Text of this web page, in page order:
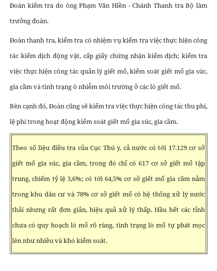
Đoàn kiểm tra do ông Phạm Văn Hiền - Chánh Thanh tra Bộ làm
trưởng đoàn.
Đoàn thanh tra, kiểm tra có nhiệm vụ kiểm tra việc thực hiện công
tác kiểm dịch động vật, cấp giấy chứng nhận kiểm dịch; kiểm tra
việc thực hiện công tác quản lý giết mổ, kiểm soát giết mổ gia súc,
gia cầm và tình trạng ô nhiễm môi trường ở các lò giết mổ.
Bên cạnh đó, Đoàn cũng sẽ kiểm tra việc thực hiện công tác thu phí,
lệ phí trong hoạt động kiểm soát giết mổ gia súc, gia cầm.
Theo số liệu điều tra của Cục Thú y, cả nước có tới 17.129 cơ sở
giết mổ gia súc, gia cầm, trong đó chỉ có 617 cơ sở giết mổ tập
trung, chiếm tỷ lệ 3,6%; có tới 64,5% cơ sở giết mổ gia cầm nằm
trong khu dân cư và 78% cơ sở giết mổ có hệ thống xử lý nước
thải nhưng rất đơn giản, hiệu quả xử lý thấp. Hầu hết các tỉnh
chưa có quy hoạch lò mổ rõ ràng, tình trạng lò mổ tự phát mọc
lên như nhiều và khó kiểm soát.